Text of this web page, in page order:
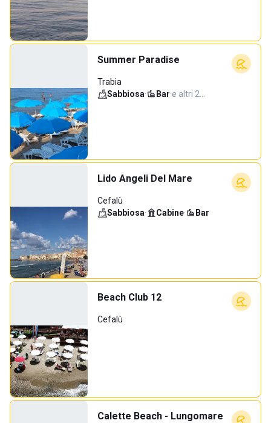
Summer Paradise
Trabia
Sabbiosa· Bar·e altri 2…
Lido Angeli Del Mare
Cefalù
Sabbiosa· Cabine· Bar
Beach Club 12
Cefalù
Calette Beach - Lungomare